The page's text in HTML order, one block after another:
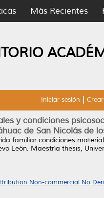
Más Recientes
Iniciar sesión
y condiciones
de San Nicolás de
familiar condiciones
León. Maestría thesis,
Non-commercial No